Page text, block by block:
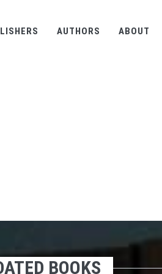
AUTHORS ABOUT
BOOKS